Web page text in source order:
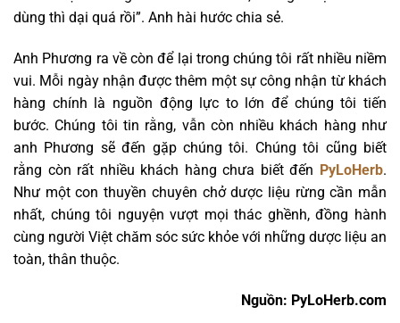
dùng thì dại quá rồi”. Anh hài hước chia sẻ.
Anh Phương ra về còn để lại trong chúng tôi rất nhiều niềm
vui. Mỗi ngày nhận được thêm một sự công nhận từ khách
hàng chính là nguồn động lực to lớn để chúng tôi tiến
bước. Chúng tôi tin rằng, vẫn còn nhiều khách hàng như
anh Phương sẽ đến gặp chúng tôi. Chúng tôi cũng biết
rằng còn rất nhiều khách hàng chưa biết đến PyLoHerb.
Như một con thuyền chuyên chở dược liệu rừng cần mẫn
nhất, chúng tôi nguyện vượt mọi thác ghềnh, đồng hành
cùng người Việt chăm sóc sức khỏe với những dược liệu an
toàn, thân thuộc.
Nguồn: PyLoHerb.com